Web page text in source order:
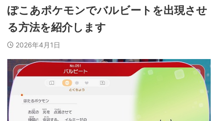
ぽこあポケモンでバルビートを出現させ
る方法を紹介します
2026年4月1日